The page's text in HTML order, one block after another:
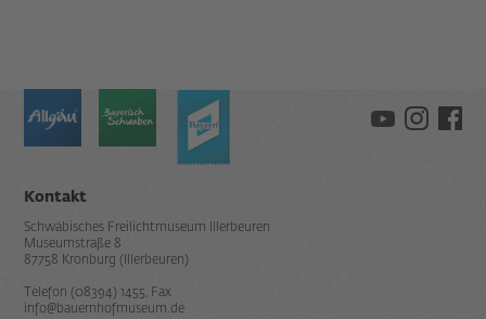
Kontakt
Schwäbisches Freilichtmuseum Illerbeuren
Museumstraße 8
87758 Kronburg (Illerbeuren)
Telefon (08394) 1455, Fax
info@bauernhofmuseum.de